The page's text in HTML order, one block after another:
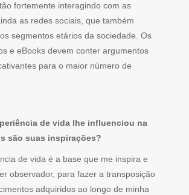
fortemente interagindo com as
as redes sociais, que também
segmentos etários da sociedade. Os
e eBooks devem conter argumentos
para o maior número de
de vida lhe influenciou na
são suas inspirações?
de vida é a base que me inspira e
observador, para fazer a transposição
adquiridos ao longo de minha